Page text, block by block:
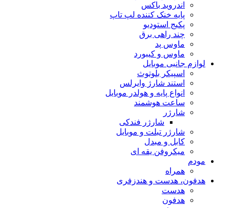
اندروید باکس
پایه خنک کننده لپ تاپ
پکیج استودیو
چند راهی برق
ماوس پد
ماوس و کیبورد
لوازم جانبی موبایل
اسپیکر بلوتوث
استند شارژ وایرلس
انواع پایه و هولدر موبایل
ساعت هوشمند
شارژر
شارژر فندکی
شارژر تبلت و موبایل
کابل و مبدل
میکروفن یقه ای
مودم
همراه
هدفون، هدست و هندزفری
هدست
هدفون